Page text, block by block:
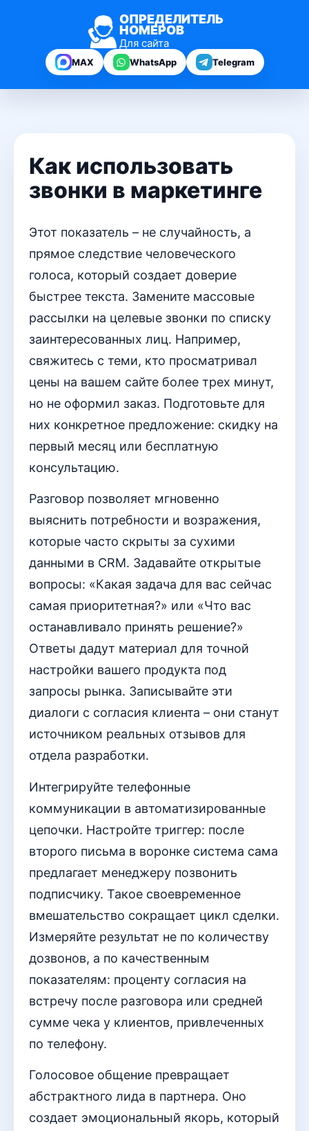
ОПРЕДЕЛИТЕЛЬ
НОМЕРОВ
Для сайта
MAX WhatsApp Telegram
Как использовать
звонки в маркетинге
Этот показатель – не случайность, а
прямое следствие человеческого
голоса, который создает доверие
быстрее текста. Замените массовые
рассылки на целевые звонки по списку
заинтересованных лиц. Например,
свяжитесь с теми, кто просматривал
цены на вашем сайте более трех минут,
но не оформил заказ. Подготовьте для
них конкретное предложение: скидку на
первый месяц или бесплатную
консультацию.
Разговор позволяет мгновенно
выяснить потребности и возражения,
которые часто скрыты за сухими
данными в CRM. Задавайте открытые
вопросы: «Какая задача для вас сейчас
самая приоритетная?» или «Что вас
останавливало принять решение?»
Ответы дадут материал для точной
настройки вашего продукта под
запросы рынка. Записывайте эти
диалоги с согласия клиента – они станут
источником реальных отзывов для
отдела разработки.
Интегрируйте телефонные
коммуникации в автоматизированные
цепочки. Настройте триггер: после
второго письма в воронке система сама
предлагает менеджеру позвонить
подписчику. Такое своевременное
вмешательство сокращает цикл сделки.
Измеряйте результат не по количеству
дозвонов, а по качественным
показателям: проценту согласия на
встречу после разговора или средней
сумме чека у клиентов, привлеченных
по телефону.
Голосовое общение превращает
абстрактного лида в партнера. Оно
создает эмоциональный якорь, который